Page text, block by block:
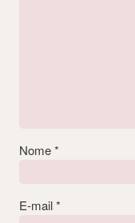
Nome*
E-mail*